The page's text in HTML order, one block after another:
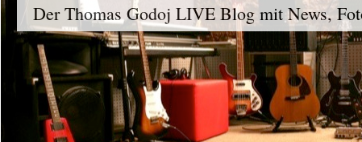
Der Thomas Godoj LIVE Blog mit News,